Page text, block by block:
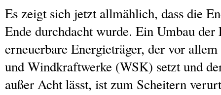
Es zeigt sich jetzt allmählich, dass die
Ende durchdacht wurde. Ein Umbau
erneuerbare Energieträger, der vor
und Windkraftwerke (WSK) setzt und
außer Acht lässt, ist zum Scheitern